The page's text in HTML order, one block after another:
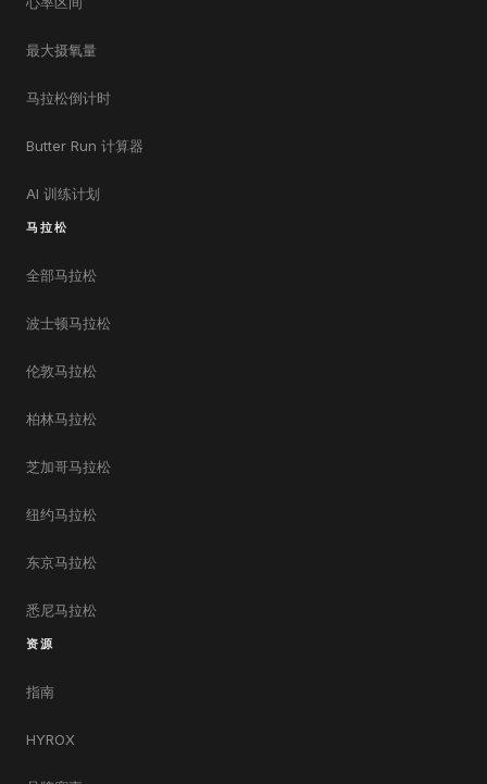
最大摄氧量
马拉松倒计时
Butter Run 计算器
AI 训练计划
马拉松
全部马拉松
波士顿马拉松
伦敦马拉松
柏林马拉松
芝加哥马拉松
纽约马拉松
东京马拉松
悉尼马拉松
资源
指南
HYROX